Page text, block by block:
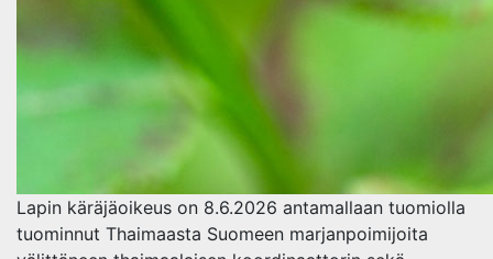
Lapin käräjäoikeus on 8.6.2026 antamallaan tuomiolla
tuominnut Thaimaasta Suomeen marjanpoimijoita